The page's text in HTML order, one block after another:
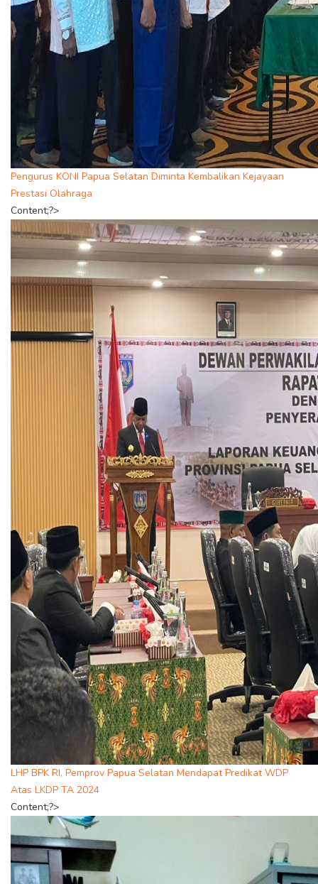
Pengurus KONI Papua Selatan Diminta Kembalikan Kejayaan
Prestasi Olahraga
Content;?>
LHP BPK RI, Pemprov Papua Selatan Mendapat Predikat WDP
Atas LKDP TA 2024
Content;?>